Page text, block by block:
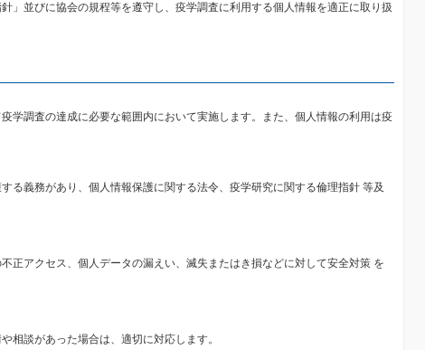
」並びに協会の規程等を遵守し、疫学調査に利用する個人情報を適正に取り扱
学調査の達成に必要な範囲内において実施します。また、個人情報の利用は疫
る義務があり、個人情報保護に関する法令、疫学研究に関する倫理指針 等及
正アクセス、個人データの漏えい、滅失またはき損などに対して安全対策 を
相談があった場合は、適切に対応します。